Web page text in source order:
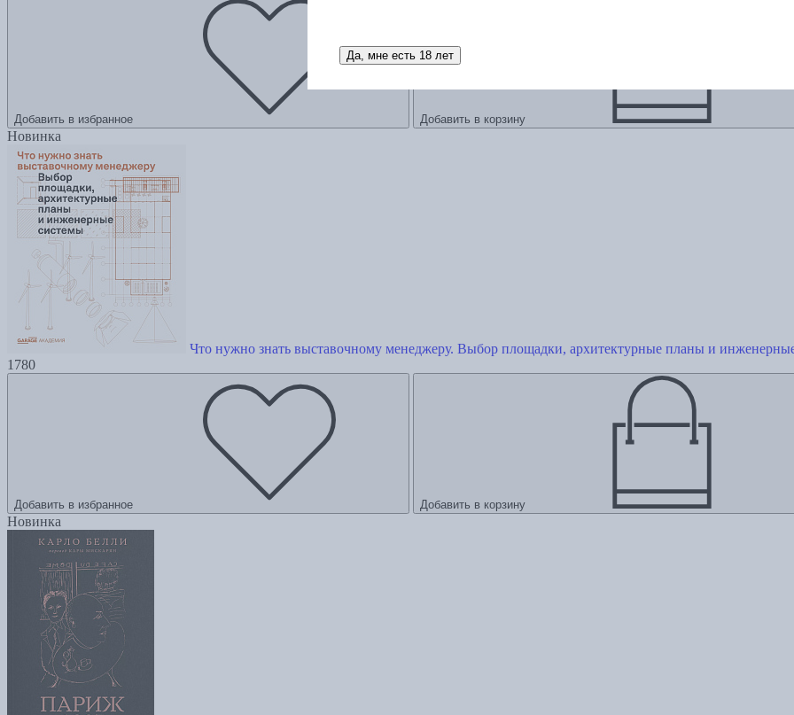
Добавить в избранное Добавить в корзину
Новинка
Что нужно знать выставочному менеджеру. Выбор площадки, архитектурные планы и
1780
Добавить в избранное Добавить в корзину
Новинка
Да, мне есть 18 лет